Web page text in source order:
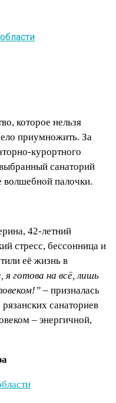
которое нельзя
приумножить. За
курортного
санаторий
волшебной палочки.
42-летний
стресс, бессонница и
её жизнь в
я готова на всё, лишь
– призналась
санаториев
– энергичной,